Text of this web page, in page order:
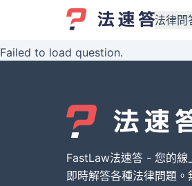
法律問
婚姻與監
債務與債
刑事犯罪
Failed to load question.
FastLaw法速答 - 您的線
即時解答各種法律問題